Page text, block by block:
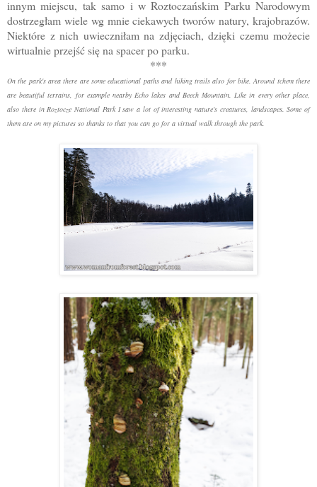
innym miejscu, tak samo i w Roztoczańskim Parku Narodowym
dostrzegłam wiele wg mnie ciekawych tworów natury, krajobrazów.
Niektóre z nich uwieczniłam na zdjęciach, dzięki czemu możecie
wirtualnie przejść się na spacer po parku.
***
On the park's area there are some educational paths and hiking trails also for bike. Around tchem there
are beautiful terrains, for example nearby Echo lakes and Beech Mountain. Like in every other place,
also there in Roztocze National Park I saw a lot of interesting nature's creatures, landscapes. Some of
them are on my pictures so thanks to that you can go for a virtual walk through the park.